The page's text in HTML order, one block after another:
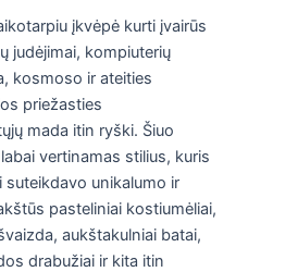
įkvėpė kurti įvairūs
judėjimai, kompiuterių
kosmoso ir ateities
priežasties
mada itin ryški. Šiuo
vertinamas stilius, kuris
suteikdavo unikalumo ir
pasteliniai kostiumėliai,
aukštakulniai batai,
drabužiai ir kita itin